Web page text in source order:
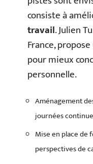
consiste à
travail. Julien
France,
pour mieux
personnelle.
Aménagement
journées
Mise en place de
perspectives de